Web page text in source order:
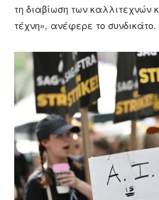
τη διαβίωση των καλλιτεχνών
τέχνη», ανέφερε το συνδικάτο.